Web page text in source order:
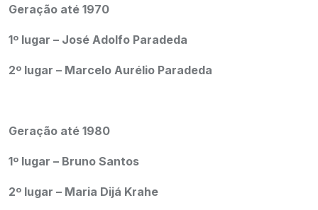
Geração até 1970
1º lugar – José Adolfo Paradeda
2º lugar – Marcelo Aurélio Paradeda
Geração até 1980
1º lugar – Bruno Santos
2º lugar – Maria Dijá Krahe